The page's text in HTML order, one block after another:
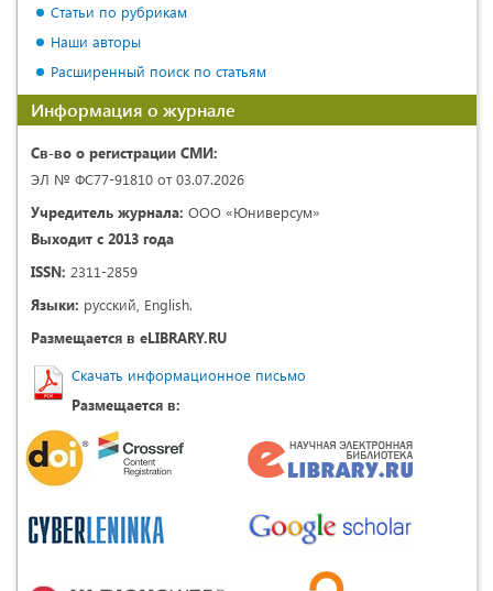
Статьи по рубрикам
Наши авторы
Расширенный поиск по статьям
Информация о журнале
Св-во о регистрации СМИ:
ЭЛ № ФС77-91810 от 03.07.2026
Учредитель журнала: ООО «Юниверсум»
Выходит с 2013 года
ISSN: 2311-2859
Языки: русский, English.
Размещается в eLIBRARY.RU
Скачать информационное письмо
Размещается в: